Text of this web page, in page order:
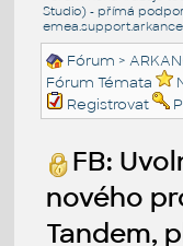
Studio) - přímá
Fórum >
Fórum Témata
Registrovat
FB:
nového
Tandem,